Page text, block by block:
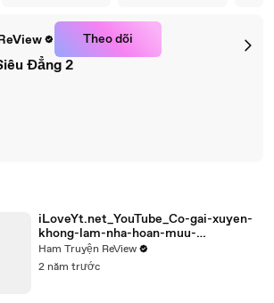
Theo dõi
Đẳng 2
iLoveYt.net_YouTube_Co-gai-xuyen-
khong-lam-nha-hoan-muu-
tri_Media_cTNpqvjEVOY_002_720p
Ham Truyện ReView
2 năm trước